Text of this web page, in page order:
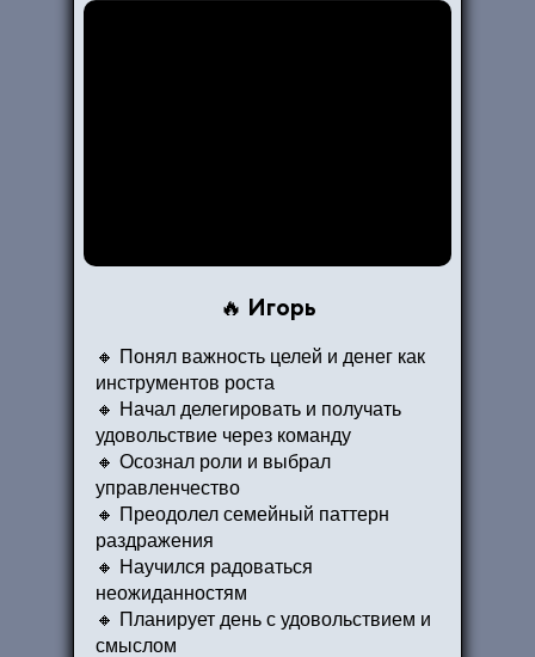
🔥 Игорь
🔸 Понял важность целей и денег как
инструментов роста
🔸 Начал делегировать и получать
удовольствие через команду
🔸 Осознал роли и выбрал
управленчество
🔸 Преодолел семейный паттерн
раздражения
🔸 Научился радоваться
неожиданностям
🔸 Планирует день с удовольствием и
смыслом